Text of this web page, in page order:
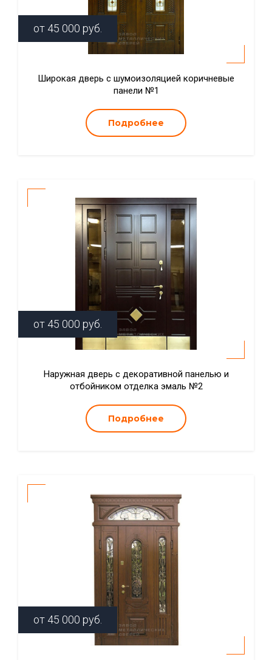
от 45 000 руб.
Широкая дверь с шумоизоляцией коричневые
панели №1
Подробнее
от 45 000 руб.
Наружная дверь с декоративной панелью и
отбойником отделка эмаль №2
Подробнее
от 45 000 руб.